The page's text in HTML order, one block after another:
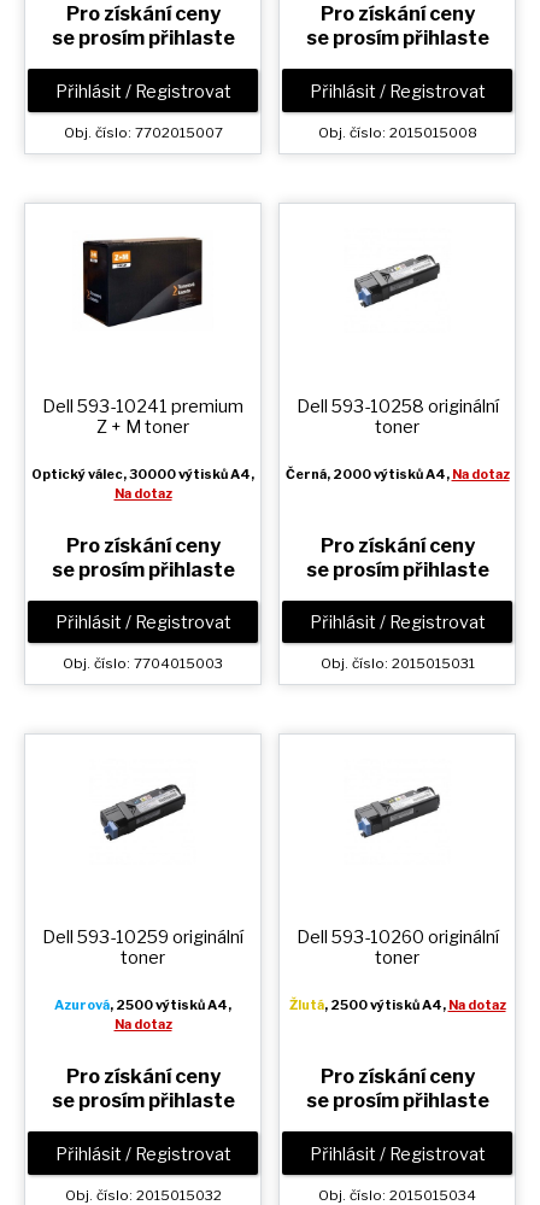
Pro získání ceny
se prosím přihlaste
Přihlásit / Registrovat
Obj. číslo: 7702015007
Pro získání ceny
se prosím přihlaste
Přihlásit / Registrovat
Obj. číslo: 2015015008
Dell 593-10241 premium
Z + M toner
Optický válec, 30000 výtisků A4,
Na dotaz
Pro získání ceny
se prosím přihlaste
Přihlásit / Registrovat
Obj. číslo: 7704015003
Dell 593-10258 originální
toner
Černá, 2000 výtisků A4, Na dotaz
Pro získání ceny
se prosím přihlaste
Přihlásit / Registrovat
Obj. číslo: 2015015031
Dell 593-10259 originální
toner
Azurová, 2500 výtisků A4,
Na dotaz
Pro získání ceny
se prosím přihlaste
Přihlásit / Registrovat
Obj. číslo: 2015015032
Dell 593-10260 originální
toner
Žlutá, 2500 výtisků A4, Na dotaz
Pro získání ceny
se prosím přihlaste
Přihlásit / Registrovat
Obj. číslo: 2015015034